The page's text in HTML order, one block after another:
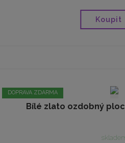
Koupit
DOPRAVA ZDARMA
Bílé zlato ozdobný